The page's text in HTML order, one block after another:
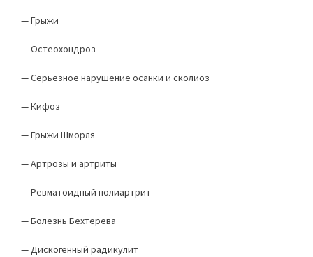
— Грыжи
— Остеохондроз
— Серьезное нарушение осанки и сколиоз
— Кифоз
— Грыжи Шморля
— Артрозы и артриты
— Ревматоидный полиартрит
— Болезнь Бехтерева
— Дискогенный радикулит